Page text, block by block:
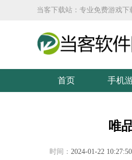
当客下载站：专业免费游戏下
首页 手机
唯
时间： 2024-01-22 10:27:50